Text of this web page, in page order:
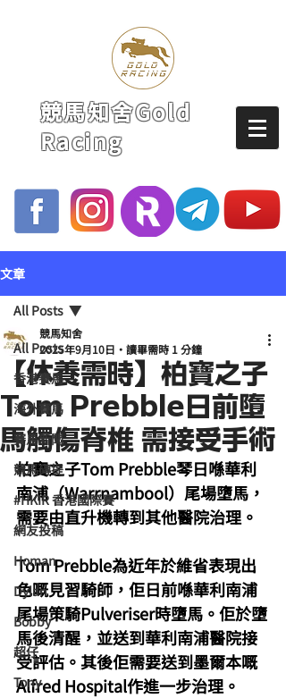
競馬知舍Gold
Racing
文章
All Posts
香港賽馬
海外賽馬
賽馬新聞
競馬磚提
#HKIR 香港國際賽
網友投稿
Homan
Dylan
Bobby
超仔
Tony
All Posts
【休養需時】柏寶之子
Tom Prebble日前墮
馬觸傷脊椎 需接受手術
競馬知舍
2025年9月10日
讀畢需時 1 分鐘
柏寶之子Tom Prebble琴日喺華利
南浦（Warrnambool）尾場墮馬，
需要由直升機轉到其他醫院治理。
Tom Prebble為近年於維省表現出
色嘅見習騎師，佢日前喺華利南浦
尾場策騎Pulveriser時墮馬。佢於墮
馬後清醒，並送到華利南浦醫院接
受評估。其後佢需要送到墨爾本嘅
Alfred Hospital作進一步治理。